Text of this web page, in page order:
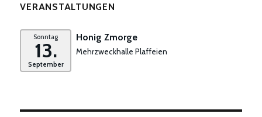
VERANSTALTUNGEN
Sonntag
13.
September
Honig Zmorge
Mehrzweckhalle Plaffeien